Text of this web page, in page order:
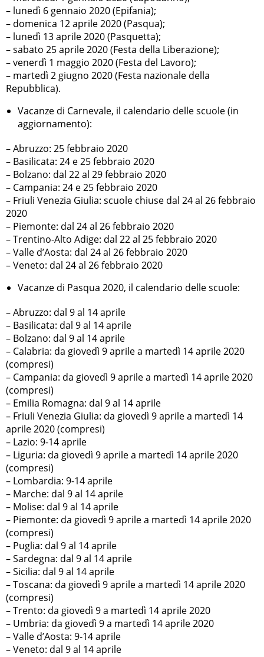
– lunedì 6 gennaio 2020 (Epifania);
– domenica 12 aprile 2020 (Pasqua);
– lunedì 13 aprile 2020 (Pasquetta);
– sabato 25 aprile 2020 (Festa della Liberazione);
– venerdì 1 maggio 2020 (Festa del Lavoro);
– martedì 2 giugno 2020 (Festa nazionale della
Repubblica).
Vacanze di Carnevale, il calendario delle scuole (in
aggiornamento):
– Abruzzo: 25 febbraio 2020
– Basilicata: 24 e 25 febbraio 2020
– Bolzano: dal 22 al 29 febbraio 2020
– Campania: 24 e 25 febbraio 2020
– Friuli Venezia Giulia: scuole chiuse dal 24 al 26 febbraio
2020
– Piemonte: dal 24 al 26 febbraio 2020
– Trentino-Alto Adige: dal 22 al 25 febbraio 2020
– Valle d’Aosta: dal 24 al 26 febbraio 2020
– Veneto: dal 24 al 26 febbraio 2020
Vacanze di Pasqua 2020, il calendario delle scuole:
– Abruzzo: dal 9 al 14 aprile
– Basilicata: dal 9 al 14 aprile
– Bolzano: dal 9 al 14 aprile
– Calabria: da giovedì 9 aprile a martedì 14 aprile 2020
(compresi)
– Campania: da giovedì 9 aprile a martedì 14 aprile 2020
(compresi)
– Emilia Romagna: dal 9 al 14 aprile
– Friuli Venezia Giulia: da giovedì 9 aprile a martedì 14
aprile 2020 (compresi)
– Lazio: 9-14 aprile
– Liguria: da giovedì 9 aprile a martedì 14 aprile 2020
(compresi)
– Lombardia: 9-14 aprile
– Marche: dal 9 al 14 aprile
– Molise: dal 9 al 14 aprile
– Piemonte: da giovedì 9 aprile a martedì 14 aprile 2020
(compresi)
– Puglia: dal 9 al 14 aprile
– Sardegna: dal 9 al 14 aprile
– Sicilia: dal 9 al 14 aprile
– Toscana: da giovedì 9 aprile a martedì 14 aprile 2020
(compresi)
– Trento: da giovedì 9 a martedì 14 aprile 2020
– Umbria: da giovedì 9 a martedì 14 aprile 2020
– Valle d’Aosta: 9-14 aprile
– Veneto: dal 9 al 14 aprile